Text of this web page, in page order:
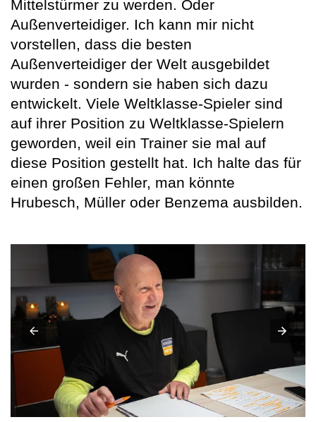
Mittelstürmer zu werden. Oder
Außenverteidiger. Ich kann mir nicht
vorstellen, dass die besten
Außenverteidiger der Welt ausgebildet
wurden - sondern sie haben sich dazu
entwickelt. Viele Weltklasse-Spieler sind
auf ihrer Position zu Weltklasse-Spielern
geworden, weil ein Trainer sie mal auf
diese Position gestellt hat. Ich halte das für
einen großen Fehler, man könnte
Hrubesch, Müller oder Benzema ausbilden.